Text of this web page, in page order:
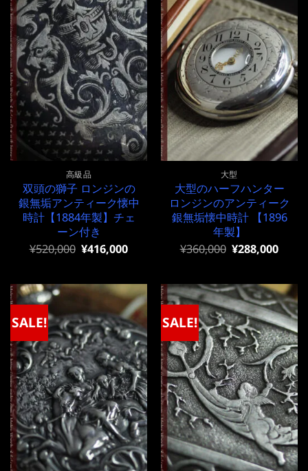
高級品
双頭の獅子 ロンジンの
銀無垢アンティーク懐中
時計【1884年製】チェ
ーン付き
元
格
は
¥520,000
で
し
た。
¥520,000 現
価
格
¥520,000
で
す。
¥416,000
大型
大型のハーフハンター
ロンジンのアンティーク
銀無垢懐中時計 【1896
年製】
元
格
は
¥360,000
で
し
た。
¥360,000 現
価
格
は
¥360,000
で
す。
¥288,000
SALE! SALE!